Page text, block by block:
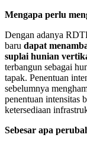
Mengapa perlu
Dengan adanya
baru dapat
suplai hunian
terbangun sebagai
tapak. Penentuan
sebelumnya
penentuan intensitas
ketersediaan
Sebesar apa